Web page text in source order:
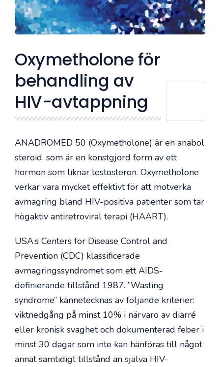
Oxymetholone för
behandling av
HIV-avtappning
ANADROMED 50 (Oxymetholone) är en anabol
steroid, som är en konstgjord form av ett
hormon som liknar testosteron. Oxymetholone
verkar vara mycket effektivt för att motverka
avmagring bland HIV-positiva patienter som tar
högaktiv antiretroviral terapi (HAART).
USA:s Centers for Disease Control and
Prevention (CDC) klassificerade
avmagringssyndromet som ett AIDS-
definierande tillstånd 1987. ”Wasting
syndrome” kännetecknas av följande kriterier:
viktnedgång på minst 10% i närvaro av diarré
eller kronisk svaghet och dokumenterad feber i
minst 30 dagar som inte kan hänföras till något
annat samtidigt tillstånd än själva HIV-